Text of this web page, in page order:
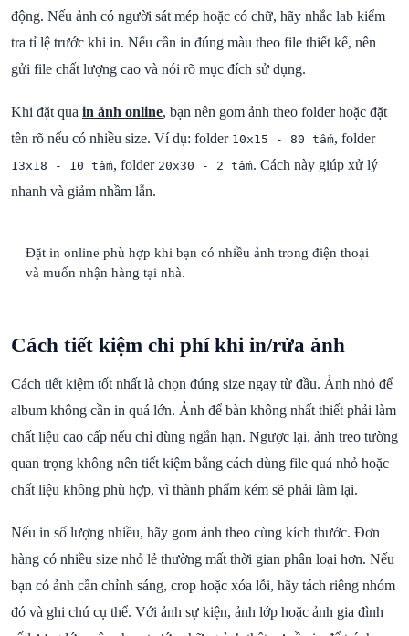
động. Nếu ảnh có người sát mép hoặc có chữ, hãy nhắc lab kiểm
tra tỉ lệ trước khi in. Nếu cần in đúng màu theo file thiết kế, nên
gửi file chất lượng cao và nói rõ mục đích sử dụng.
Khi đặt qua in ảnh online, bạn nên gom ảnh theo folder hoặc đặt
tên rõ nếu có nhiều size. Ví dụ: folder 10x15 - 80 tấm, folder
13x18 - 10 tấm, folder 20x30 - 2 tấm. Cách này giúp xử lý
nhanh và giảm nhầm lẫn.
Đặt in online phù hợp khi bạn có nhiều ảnh trong điện thoại
và muốn nhận hàng tại nhà.
Cách tiết kiệm chi phí khi in/rửa ảnh
Cách tiết kiệm tốt nhất là chọn đúng size ngay từ đầu. Ảnh nhỏ để
album không cần in quá lớn. Ảnh để bàn không nhất thiết phải làm
chất liệu cao cấp nếu chỉ dùng ngắn hạn. Ngược lại, ảnh treo tường
quan trọng không nên tiết kiệm bằng cách dùng file quá nhỏ hoặc
chất liệu không phù hợp, vì thành phẩm kém sẽ phải làm lại.
Nếu in số lượng nhiều, hãy gom ảnh theo cùng kích thước. Đơn
hàng có nhiều size nhỏ lẻ thường mất thời gian phân loại hơn. Nếu
bạn có ảnh cần chỉnh sáng, crop hoặc xóa lỗi, hãy tách riêng nhóm
đó và ghi chú cụ thể. Với ảnh sự kiện, ảnh lớp hoặc ảnh gia đình